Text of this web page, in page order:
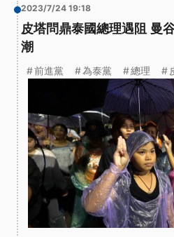
2023/7/24 19:18
皮塔問鼎泰國總理遇阻 曼
潮
前進黨 為泰黨 總理